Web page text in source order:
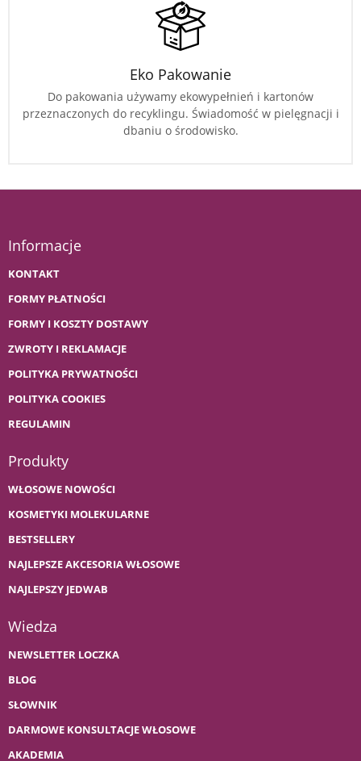
Eko Pakowanie
Do pakowania używamy ekowypełnień i kartonów
przeznaczonych do recyklingu. Świadomość w pielęgnacji i
dbaniu o środowisko.
Informacje
KONTAKT
FORMY PŁATNOŚCI
FORMY I KOSZTY DOSTAWY
ZWROTY I REKLAMACJE
POLITYKA PRYWATNOŚCI
POLITYKA COOKIES
REGULAMIN
Produkty
WŁOSOWE NOWOŚCI
KOSMETYKI MOLEKULARNE
BESTSELLERY
NAJLEPSZE AKCESORIA WŁOSOWE
NAJLEPSZY JEDWAB
Wiedza
NEWSLETTER LOCZKA
BLOG
SŁOWNIK
DARMOWE KONSULTACJE WŁOSOWE
AKADEMIA